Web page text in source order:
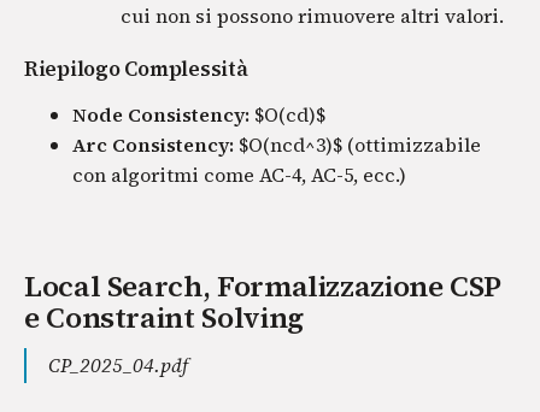
cui non si possono rimuovere altri valori.
Riepilogo Complessità
Node Consistency: $O(cd)$
Arc Consistency: $O(ncd^3)$ (ottimizzabile
con algoritmi come AC-4, AC-5, ecc.)
Local Search, Formalizzazione CSP
e Constraint Solving
CP_2025_04.pdf